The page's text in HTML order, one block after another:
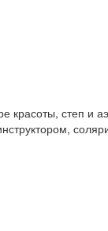
красоты, степ и